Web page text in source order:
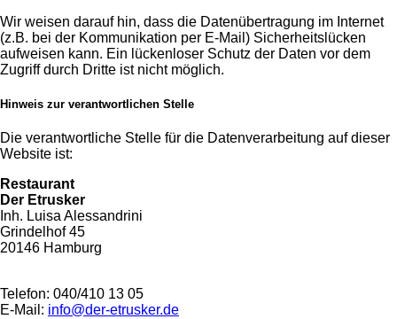
Wir weisen darauf hin, dass die Datenübertragung im Internet
(z.B. bei der Kommunikation per E-Mail) Sicherheitslücken
aufweisen kann. Ein lückenloser Schutz der Daten vor dem
Zugriff durch Dritte ist nicht möglich.
Hinweis zur verantwortlichen Stelle
Die verantwortliche Stelle für die Datenverarbeitung auf dieser
Website ist:
Restaurant
Der Etrusker
Inh. Luisa Alessandrini
Grindelhof 45
20146 Hamburg
Telefon: 040/410 13 05
E-Mail: info@der-etrusker.de